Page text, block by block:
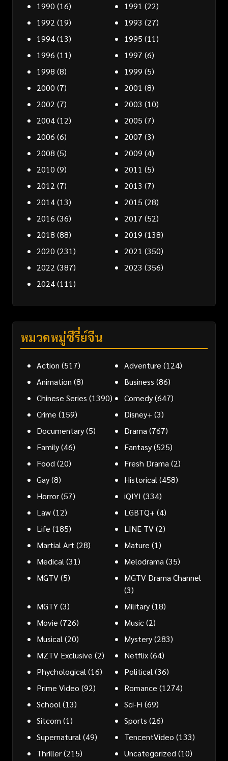
1990 (16) 1991 (22)
1992 (19) 1993 (27)
1994(13) 1995 (11)
1996 (11) 1997 (6)
1998 (8) 1999 (5)
2000 (7) 2001 (8)
2002 (7) 2003 (10)
2004(12) 2005 (7)
2006 (6) 2007 (3)
2008 (5) 2009 (4)
2010 (9) 2011 (5)
2012 (7) 2013 (7)
2014(13) 2015 (28)
2016 (36) 2017 (52)
2018 (88) 2019 (138)
2020 (231) 2021 (350)
2022 (387) 2023 (356)
2024(111)
หมวดหมู่ซีรี่ย์จีน
Action (517) Adventure (124)
Animation (8) Business (86)
Chinese Series (1390) Comedy(647)
Crime (159) Disney+ (3)
Documentary(5) Drama(767)
Family(46) Fantasy(525)
Food(20) Fresh Drama(2)
Gay(8) Historical(458)
Horror(57) iQIYI (334)
Law(12) LGBTQ+ (4)
Life (185) LINE TV(2)
Martial Art(28) Mature (1)
Medical(31) Melodrama(35)
MGTV(5)
MGTV Drama Channel
(3)
MGTY(3) Military(18)
Movie (726) Music(2)
Musical(20) Mystery(283)
MZTV Exclusive (2) Netflix(64)
Phychological(16) Political(36)
Prime Video (92) Romance (1274)
School(13) Sci-Fi (69)
Sitcom (1) Sports (26)
Supernatural(49) TencentVideo (133)
Thriller(215) Uncategorized(10)